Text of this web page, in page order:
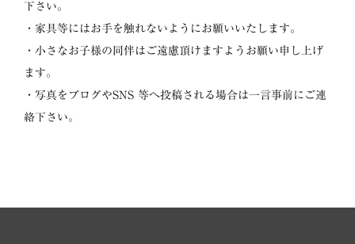
下さい。
・家具等にはお手を触れないようにお願いいたします。
・小さなお子様の同伴はご遠慮頂けますようお願い申し上げ
ます。
・写真をブログやSNS 等へ投稿される場合は一言事前にご連
絡下さい。